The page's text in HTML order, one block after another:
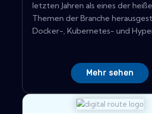
letzten Jahren als eines der
Themen der Branche
Docker-, Kubernetes- und
Mehr sehen